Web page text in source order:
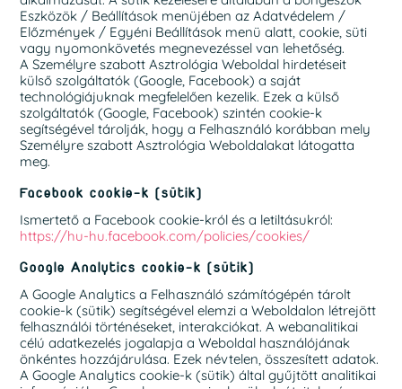
Eszközök / Beállítások menüjében az Adatvédelem /
Előzmények / Egyéni Beállítások menü alatt, cookie, süti
vagy nyomonkövetés megnevezéssel van lehetőség.
A Személyre szabott Asztrológia Weboldal hirdetéseit
külső szolgáltatók (Google, Facebook) a saját
technológiájuknak megfelelően kezelik. Ezek a külső
szolgáltatók (Google, Facebook) szintén cookie-k
segítségével tárolják, hogy a Felhasználó korábban mely
Személyre szabott Asztrológia Weboldalakat látogatta
meg.
Facebook cookie-k (sütik)
Ismertető a Facebook cookie-król és a letiltásukról:
https://hu-hu.facebook.com/policies/cookies/
Google Analytics cookie-k (sütik)
A Google Analytics a Felhasználó számítógépén tárolt
cookie-k (sütik) segítségével elemzi a Weboldalon létrejött
felhasználói történéseket, interakciókat. A webanalitikai
célú adatkezelés jogalapja a Weboldal használójának
önkéntes hozzájárulása. Ezek névtelen, összesített adatok.
A Google Analytics cookie-k (sütik) által gyűjtött analitikai